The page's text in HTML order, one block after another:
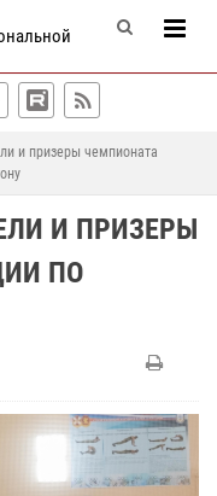
и призеры чемпионата
И ПРИЗЕРЫ
ПО